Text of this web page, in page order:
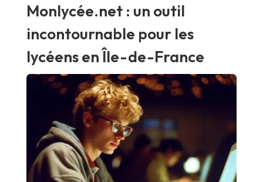
Monlycée.net : un outil
incontournable pour les
lycéens en Île-de-France